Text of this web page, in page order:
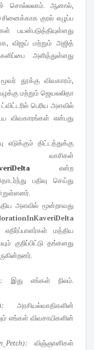
சொல்லலாம். ஆனால்,
குரல் எழுப்ப
பயன்படுத்தியுள்ளது
விஜய் மற்றும் அஜித்
அளித்துள்ளது
தூக்கு விவகாரம்,
மற்றும் ஜெயலலிதா
பெரிய அளவில்
விவகாரங்கள் என்பது
எடுக்கும் திட்டத்துக்கு
வாசிகள்
என்ற
பதிவு செய்து
அளவில் மூன்றாவது
மத்திய
குறிப்பிட்டு தங்களது
): இது எங்கள் நிலம்.
அரசியல்வாதிகளின்
எங்கள் விவசாயிகளின்
விஞ்ஞானிகள்